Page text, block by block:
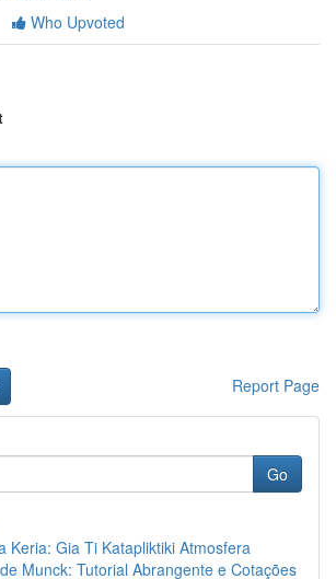
Who Upvoted
Report Page
Go
Keria: Gia Ti Katapliktiki Atmosfera
Munck: Tutorial Abrangente e Cotações